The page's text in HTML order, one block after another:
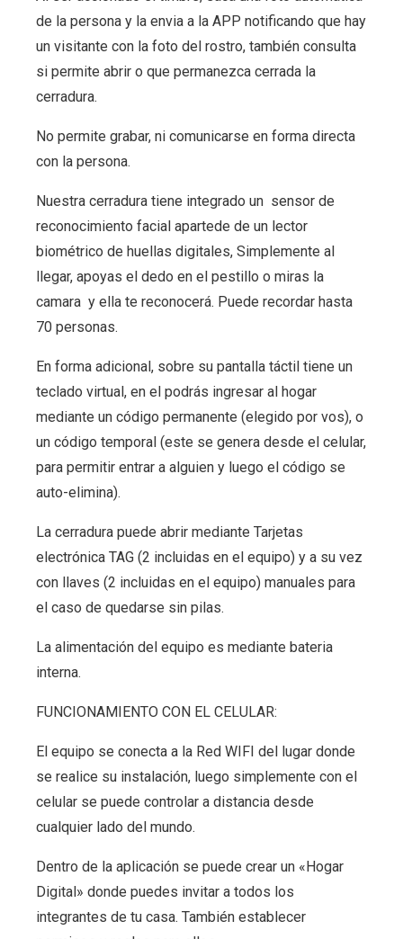
de la persona y la envia a la APP notificando que hay
un visitante con la foto del rostro, también consulta
si permite abrir o que permanezca cerrada la
cerradura.
No permite grabar, ni comunicarse en forma directa
con la persona.
Nuestra cerradura tiene integrado un sensor de
reconocimiento facial apartede de un lector
biométrico de huellas digitales, Simplemente al
llegar, apoyas el dedo en el pestillo o miras la
camara y ella te reconocerá. Puede recordar hasta
70 personas.
En forma adicional, sobre su pantalla táctil tiene un
teclado virtual, en el podrás ingresar al hogar
mediante un código permanente (elegido por vos), o
un código temporal (este se genera desde el celular,
para permitir entrar a alguien y luego el código se
auto-elimina).
La cerradura puede abrir mediante Tarjetas
electrónica TAG (2 incluidas en el equipo) y a su vez
con llaves (2 incluidas en el equipo) manuales para
el caso de quedarse sin pilas.
La alimentación del equipo es mediante bateria
interna.
FUNCIONAMIENTO CON EL CELULAR:
El equipo se conecta a la Red WIFI del lugar donde
se realice su instalación, luego simplemente con el
celular se puede controlar a distancia desde
cualquier lado del mundo.
Dentro de la aplicación se puede crear un «Hogar
Digital» donde puedes invitar a todos los
integrantes de tu casa. También establecer